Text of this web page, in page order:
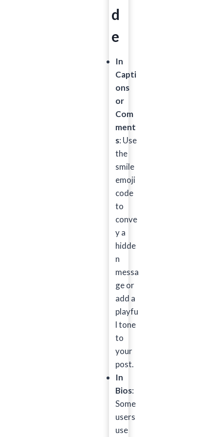
d
e
In
Capti
ons
or
Com
ment
s: Use
the
smile
emoji
code
to
conve
y a
hidde
n
messa
ge or
add a
playfu
l tone
to
your
post.
In
Bios:
Some
users
use